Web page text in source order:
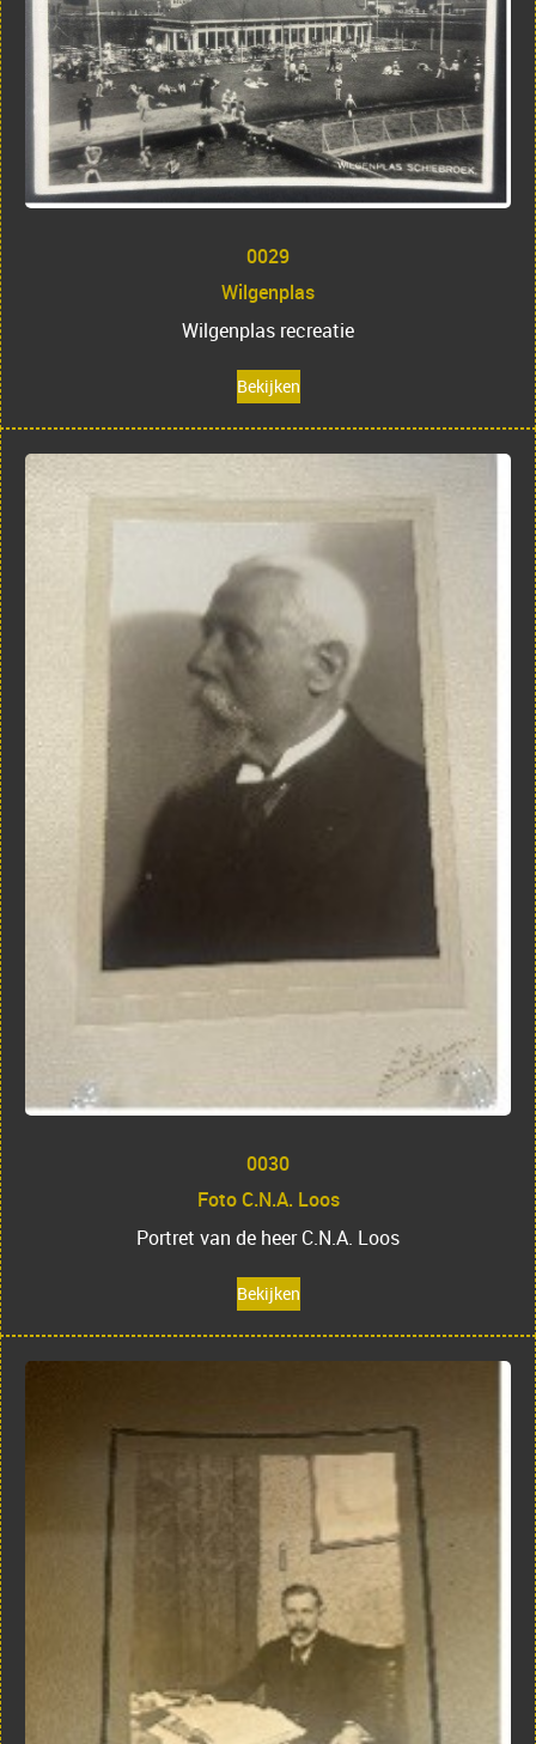
0029
Wilgenplas
Wilgenplas recreatie
Bekijken
0030
Foto C.N.A. Loos
Portret van de heer C.N.A. Loos
Bekijken